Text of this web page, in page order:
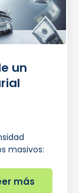
un
masivos:
más